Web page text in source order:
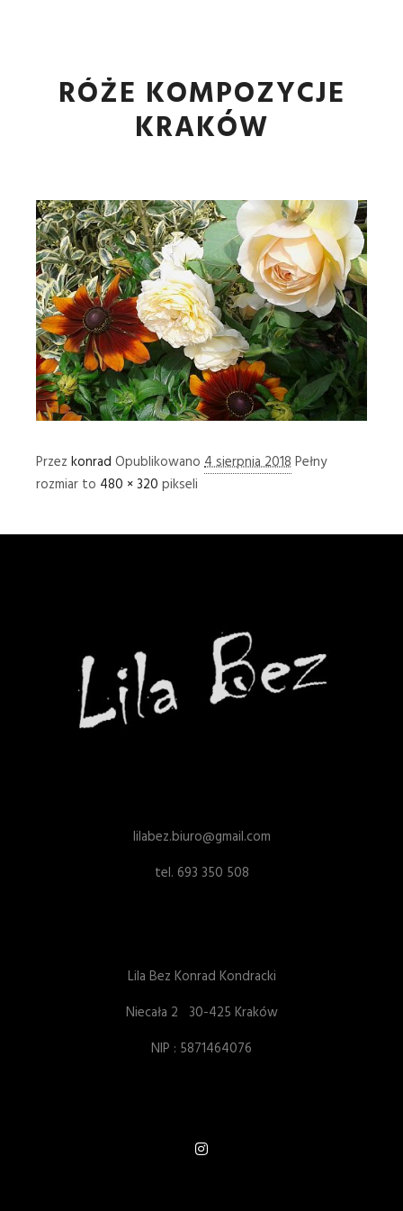
RÓŻE KOMPOZYCJE
KRAKÓW
Przez konrad Opublikowano 4 sierpnia 2018 Pełny
rozmiar to 480 × 320 pikseli
lilabez.biuro@gmail.com
tel. 693 350 508
Lila Bez Konrad Kondracki
Niecała 2 30-425 Kraków
NIP : 5871464076